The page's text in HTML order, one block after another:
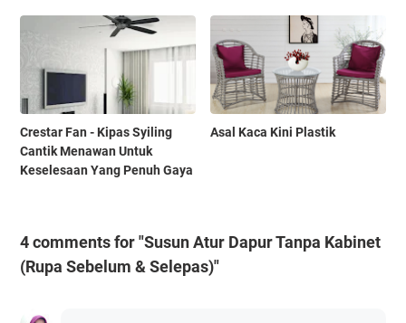
Crestar Fan - Kipas Syiling
Cantik Menawan Untuk
Keselesaan Yang Penuh Gaya
Asal Kaca Kini Plastik
4 comments for "Susun Atur Dapur Tanpa Kabinet
(Rupa Sebelum & Selepas)"